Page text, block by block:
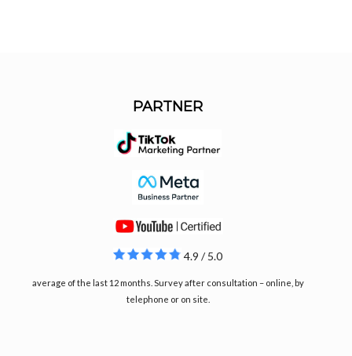
PARTNER
4.9 / 5.0
average of the last 12 months. Survey after consultation – online, by
telephone or on site.